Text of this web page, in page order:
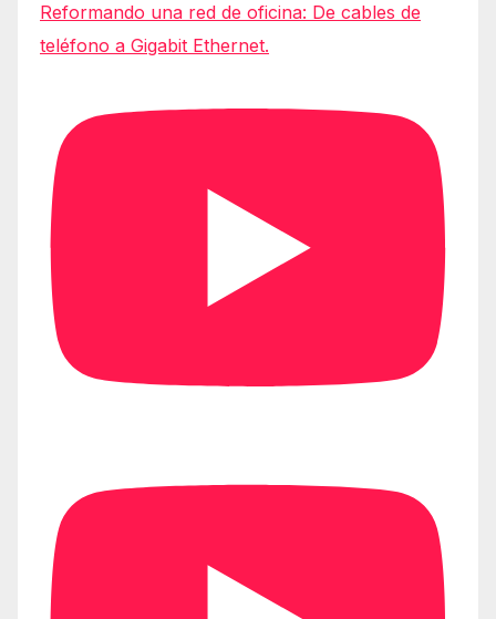
Reformando una red de oficina: De cables de
teléfono a Gigabit Ethernet.